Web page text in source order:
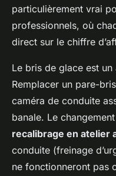
particulièrement vrai
professionnels, où
direct sur le chiffre
Le bris de glace est
Remplacer un pare-
caméra de conduite
banale. Le
recalibrage en atelier
conduite (freinage
ne fonctionneront pas